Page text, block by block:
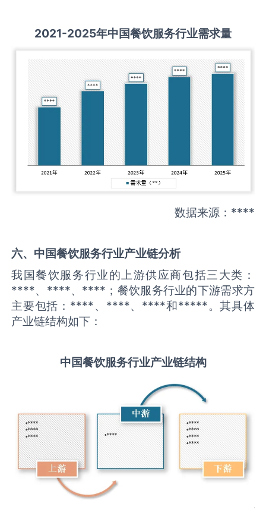
2021-2025年中国餐饮服务行业需求量
数据来源：****
六、中国餐饮服务行业产业链分析
我国餐饮服务行业的上游供应商包括三大类：
****、****、****；餐饮服务行业的下游需求方
主要包括：****、****、****和*****。其具体
产业链结构如下：
中国餐饮服务行业产业链结构